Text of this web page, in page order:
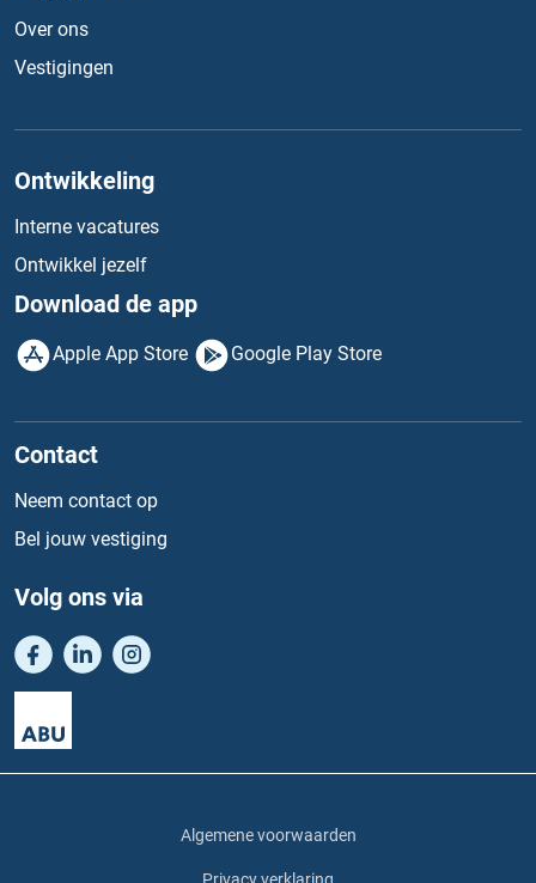
Over ons
Vestigingen
Ontwikkeling
Interne vacatures
Ontwikkel jezelf
Download de app
Apple App Store Google Play Store
Contact
Neem contact op
Bel jouw vestiging
Volg ons via
Algemene voorwaarden